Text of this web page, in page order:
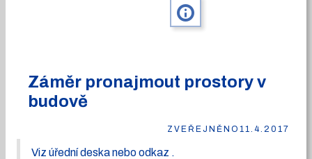
info
Záměr pronajmout prostory v
budově
ZVEŘEJNĚNO 11.4.2017
Viz úřední deska nebo odkaz .